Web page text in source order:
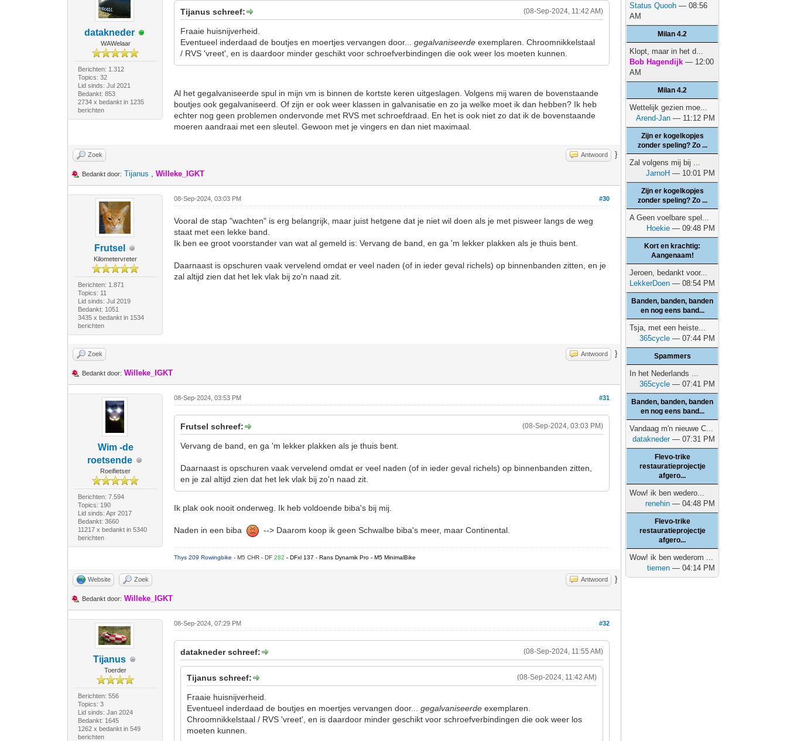
datakneder
WAWelaar
Berichten: 1.312
Topics: 32
Lid sinds: Jul 2021
Bedankt: 853
2734 x bedankt in 1235
berichten
(08-Sep-2024, 11:42 AM)
Tijanus schreef:
Fraaie huisnijverheid.
Eventueel inderdaad de boutjes en moertjes vervangen door...gegalvaniseerde exemplaren. Chroomnikkelstaal
/ RVS 'vreet', en is daardoor minder geschikt voor schroefverbindingen die ook weer los moeten kunnen.
Al het gegalvaniseerde spul in mijn vm is binnen de kortste keren uitgeslagen. Volgens mij waren de bovenstaande
boutjes ook gegalvaniseerd. Of zijn er ook weer klassen in galvanisatie en zo ja welke moet ik dan hebben? Ik heb
echter nog geen problemen ondervonde met RVS met schroefdraad. En het is ook niet zo dat ik de bovenstaande
moeren aandraai met een sleutel. Gewoon met je vingers en dan niet maximaal.
Zoek Antwoord }
Bedankt door: Tijanus ,Willeke_IGKT
Frutsel
Kilometervreter
Berichten: 1.871
Topics: 11
Lid sinds: Jul 2019
Bedankt: 1051
3435 x bedankt in 1534
berichten
#30
08-Sep-2024, 03:03 PM
Vooral de stap "wachten" is erg belangrijk, maar juist hetgene dat je niet wil doen als je met pisweer langs de weg
staat met een lekke band.
Ik ben ee groot voorstander van wat al gemeld is: Vervang de band, en ga 'm lekker plakken als je thuis bent.
Daarnaast is opschuren vaak vervelend omdat er veel naden (of in ieder geval richels) op binnenbanden zitten, en je
zal altijd zien dat het lek vlak bij zo'n naad zit.
Zoek Antwoord }
Bedankt door: Willeke_IGKT
Wim -de
roetsende
Roeifietser
Berichten: 7.594
Topics: 190
Lid sinds: Apr 2017
Bedankt: 3660
11217 x bedankt in 5340
berichten
#31
08-Sep-2024, 03:53 PM
(08-Sep-2024, 03:03 PM)
Frutsel schreef:
Vervang de band, en ga 'm lekker plakken als je thuis bent.
Daarnaast is opschuren vaak vervelend omdat er veel naden (of in ieder geval richels) op binnenbanden zitten,
en je zal altijd zien dat het lek vlak bij zo'n naad zit.
Ik plak ook nooit onderweg. Ik heb voldoende biba's bij mij.
Naden in een biba --> Daarom koop ik geen Schwalbe biba's meer, maar Continental.
Thys 209 Rowingbike- M5 CHR - DF282- DFxl 137 - Rans Dynamik Pro - M5 MinimalBike
Website Zoek Antwoord }
Bedankt door: Willeke_IGKT
Tijanus
Toerder
Berichten: 556
Topics: 3
Lid sinds: Jan 2024
Bedankt: 1645
1262 x bedankt in 549
berichten
#32
08-Sep-2024, 07:29 PM
(08-Sep-2024, 11:55 AM)
datakneder schreef:
(08-Sep-2024, 11:42 AM)
Tijanus schreef:
Fraaie huisnijverheid.
Eventueel inderdaad de boutjes en moertjes vervangen door...gegalvaniseerde exemplaren.
Chroomnikkelstaal / RVS 'vreet', en is daardoor minder geschikt voor schroefverbindingen die ook weer los
moeten kunnen.
Status Quooh — 08:56
AM
Milan 4.2
Klopt, maar in het d...
Bob Hagendijk — 12:00
AM
Milan 4.2
Wettelijk gezien moe...
Arend-Jan — 11:12 PM
Zijn er kogelkopjes
zonder speling? Zo ...
Zal volgens mij bij ...
JarnoH — 10:01 PM
Zijn er kogelkopjes
zonder speling? Zo ...
A Geen voelbare spel...
Hoekie — 09:48 PM
Kort en krachtig:
Aangenaam!
Jeroen, bedankt voor...
LekkerDoen — 08:54 PM
Banden, banden, banden
en nog eens band...
Tsja, met een heiste...
365cycle — 07:44 PM
Spammers
In het Nederlands ...
365cycle — 07:41 PM
Banden, banden, banden
en nog eens band...
Vandaag m'n nieuwe C...
datakneder— 07:31 PM
Flevo-trike
restauratieprojectje
afgero...
Wow! ik ben wedero...
renehin — 04:48 PM
Flevo-trike
restauratieprojectje
afgero...
Wow! ik ben wederom ...
tiemen — 04:14 PM